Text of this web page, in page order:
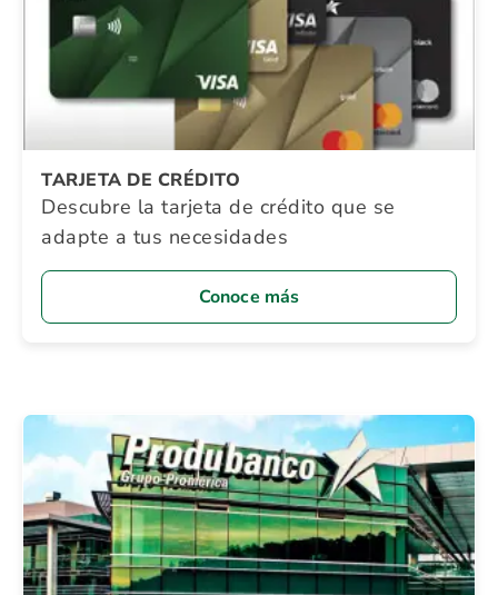
TARJETA DE CRÉDITO
Descubre la tarjeta de crédito que se
adapte a tus necesidades
Conoce más